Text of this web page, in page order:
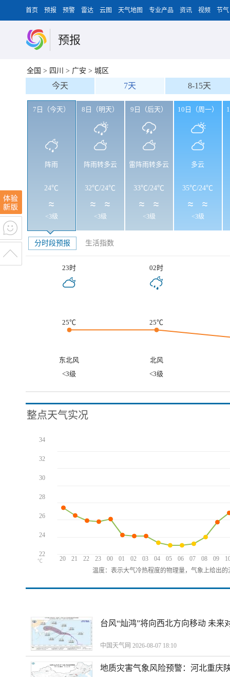
首页 预报 预警 雷达 云图 天气地图 专业产品 资讯 视频 节气
预报
全国 > 四川 > 广安 > 城区
今天 7天 8-15天
7日（今天）
阵雨
24℃
<3级
8日（明天）
阵雨转多云
32℃/24℃
<3级
9日（后天）
雷阵雨转多云
33℃/24℃
<3级
10日（周一）
多云
35℃/24℃
<3级
分时段预报 生活指数
23时 02时
25℃ 25℃
东北风
北风
<3级
<3级
整点天气实况
20 21 22 23 00 01 02 03 04 05 06 07 08 09
34
32
30
28
26
24
22
℃
温度：表示大气冷热程度的物理量，气象上给出
台风“灿鸿”将向西北方向移动 未来
中国天气网 2026-08-07 18:10
地质灾害气象风险预警：河北重庆